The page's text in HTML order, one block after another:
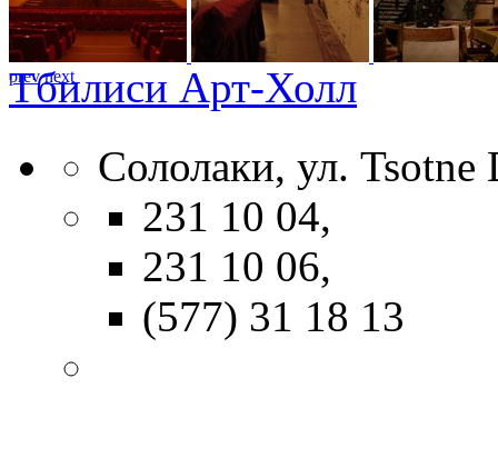
prev next
Тбилиси Арт-Холл
Сололаки, ул. Tsotne
231 10 04,
231 10 06,
(577) 31 18 13